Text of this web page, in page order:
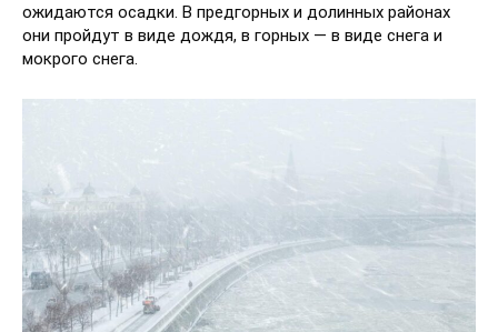
ожидаются осадки. В предгорных и долинных районах
они пройдут в виде дождя, в горных — в виде снега и
мокрого снега.